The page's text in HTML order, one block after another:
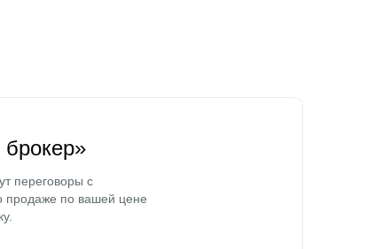
переговоры с
продаже по вашей цене